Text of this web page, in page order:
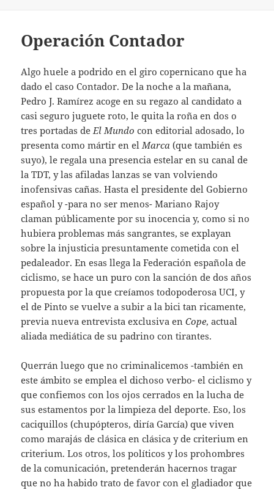
Operación Contador
Algo huele a podrido en el giro copernicano que ha
dado el caso Contador. De la noche a la mañana,
Pedro J. Ramírez acoge en su regazo al candidato a
casi seguro juguete roto, le quita la roña en dos o
tres portadas de El Mundo con editorial adosado, lo
presenta como mártir en el Marca (que también es
suyo), le regala una presencia estelar en su canal de
la TDT, y las afiladas lanzas se van volviendo
inofensivas cañas. Hasta el presidente del Gobierno
español y -para no ser menos- Mariano Rajoy
claman públicamente por su inocencia y, como si no
hubiera problemas más sangrantes, se explayan
sobre la injusticia presuntamente cometida con el
pedaleador. En esas llega la Federación española de
ciclismo, se hace un puro con la sanción de dos años
propuesta por la que creíamos todopoderosa UCI, y
el de Pinto se vuelve a subir a la bici tan ricamente,
previa nueva entrevista exclusiva enCope, actual
aliada mediática de su padrino con tirantes.
Querrán luego que no criminalicemos -también en
este ámbito se emplea el dichoso verbo- el ciclismo y
que confiemos con los ojos cerrados en la lucha de
sus estamentos por la limpieza del deporte. Eso, los
caciquillos (chupópteros, diría García) que viven
como marajás de clásica en clásica y de criterium en
criterium. Los otros, los políticos y los prohombres
de la comunicación, pretenderán hacernos tragar
que no ha habido trato de favor con el gladiador que